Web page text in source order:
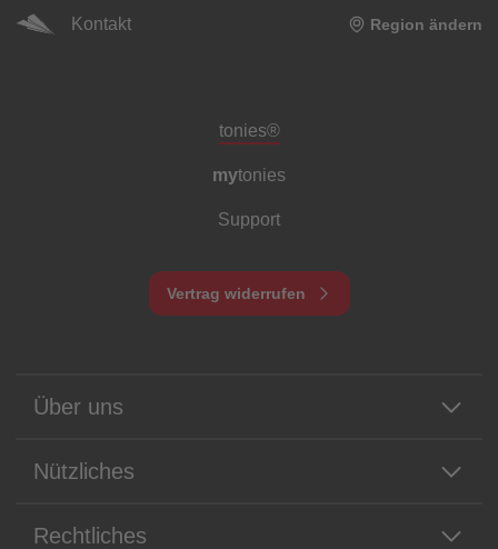
Kontakt Region ändern
Meta-Navigation Footer
tonies®
mytonies
Support
Vertrag widerrufen
Über uns
Nützliches
Rechtliches